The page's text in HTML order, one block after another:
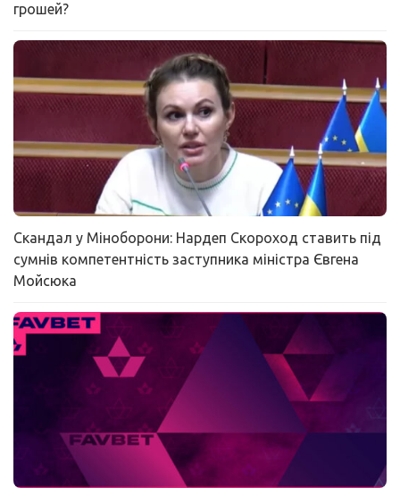
грошей?
Скандал у Міноборони: Нардеп Скороход ставить під
сумнів компетентність заступника міністра Євгена
Мойсюка